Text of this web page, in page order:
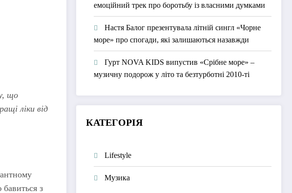
що
ліки від
з
емоційний трек про боротьбу із власними думками
Настя Балог презентувала літній сингл «Чорне
море» про спогади, які залишаються назавжди
Гурт NOVA KIDS випустив «Срібне море» –
музичну подорож у літо та безтурботні 2010-ті
КАТЕГОРІЯ
Lifestyle
Музика